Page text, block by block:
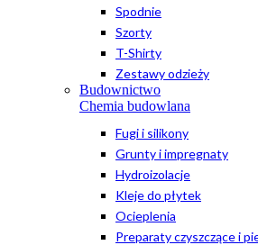
Spodnie
Szorty
T-Shirty
Zestawy odzieży
Budownictwo
Chemia budowlana
Fugi i silikony
Grunty i impregnaty
Hydroizolacje
Kleje do płytek
Ocieplenia
Preparaty czyszczące i